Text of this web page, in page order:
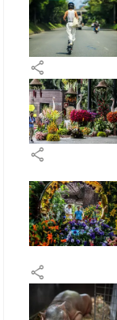
share
share
share